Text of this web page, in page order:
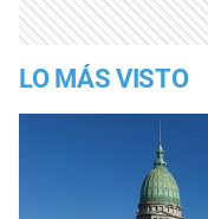
LO MÁS VISTO